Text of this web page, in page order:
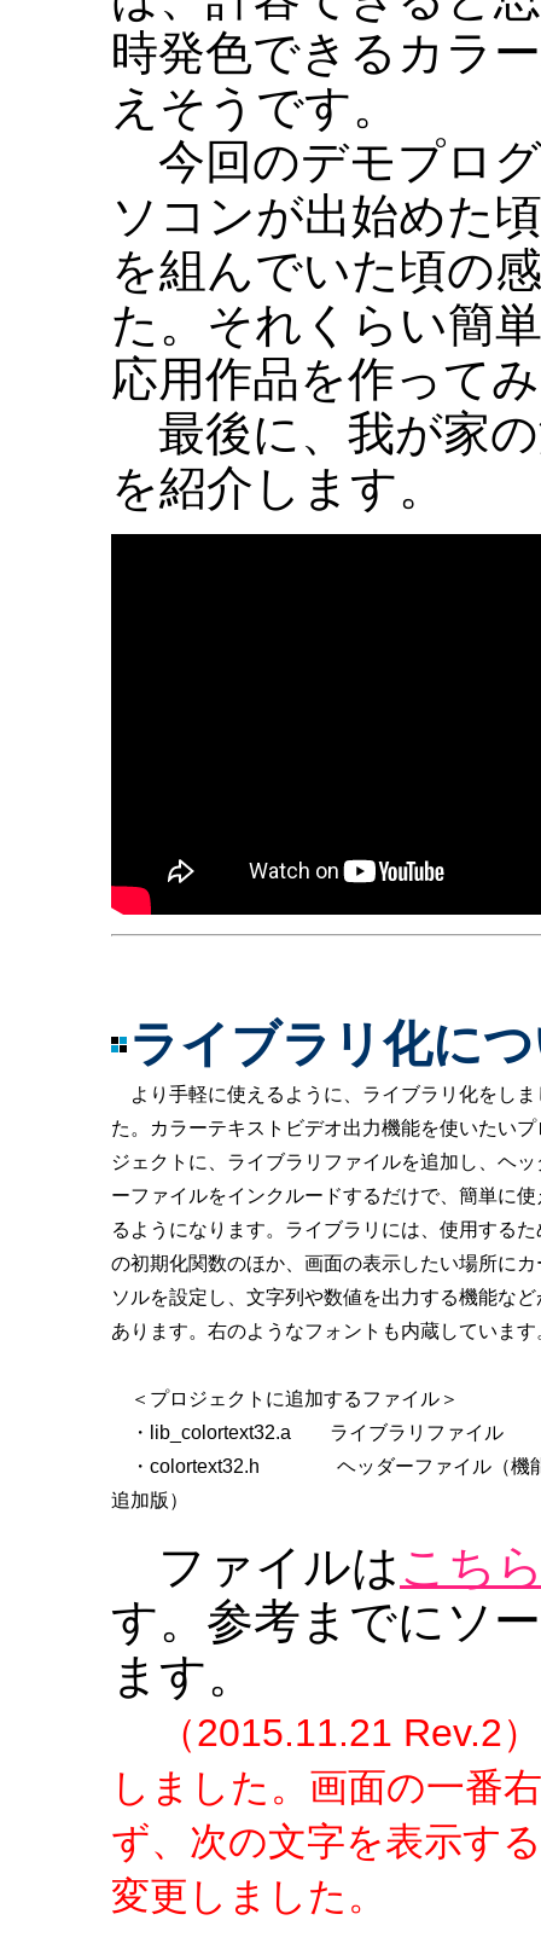
時発色できるカラ
えそうです。
今回のデモプロ
ソコンが出始めた
を組んでいた頃の
た。それくらい簡
応用作品を作って
最後に、我が家
を紹介します。
ライブラリ化に
より手軽に使えるように、ライブラリ化をしま
た。カラーテキストビデオ出力機能を使いたいプ
ジェクトに、ライブラリファイルを追加し、ヘッ
ーファイルをインクルードするだけで、簡単に使
るようになります。ライブラリには、使用するた
の初期化関数のほか、画面の表示したい場所にカ
ソルを設定し、文字列や数値を出力する機能など
あります。右のようなフォントも内蔵しています
＜プロジェクトに追加するファイル＞
・lib_colortext32.a ライブラリファイル
・colortext32.h ヘッダーファイル（機
追加版）
ファイルはこち
す。参考までにソ
ます。
（2015.11.21
しました。画面の一番
ず、次の文字を表示す
変更しました。